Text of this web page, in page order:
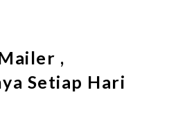
,
Setiap Hari